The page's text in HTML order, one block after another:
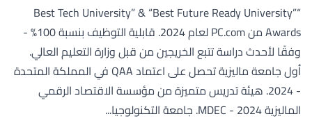
“Best Tech University” & “Best Future Ready University”
Awards من PC.com لعام 2024. قابلية التوظيف بنسبة 100% -
وفقًا لأحدث دراسة تتبع الخريجين من قبل وزارة التعليم العالي.
أول جامعة ماليزية تحصل على اعتماد QAA في المملكة المتحدة
- 2024. هيئة تدريس متميزة من مؤسسة الاقتصاد الرقمي
الماليزية MDEC - 2024. جامعة التكنولوجيا...